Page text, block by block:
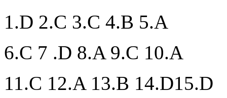
1.D 2.C 3.C 4.B 5.A
6.C 7 .D 8.A 9.C 10.A
11.C 12.A 13.B 14.D15.D